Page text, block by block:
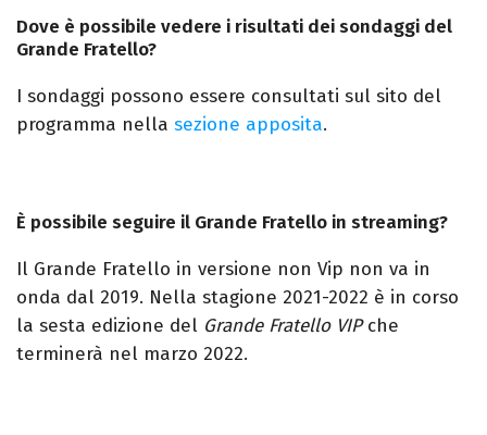
Dove è possibile vedere i risultati dei sondaggi del
Grande Fratello?
I sondaggi possono essere consultati sul sito del
programma nella sezione apposita.
È possibile seguire il Grande Fratello in streaming?
Il Grande Fratello in versione non Vip non va in
onda dal 2019. Nella stagione 2021-2022 è in corso
la sesta edizione del Grande Fratello VIPche
terminerà nel marzo 2022.